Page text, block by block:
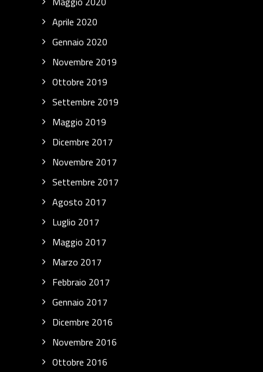
Aprile 2020
Gennaio 2020
Novembre 2019
Ottobre 2019
Settembre 2019
Maggio 2019
Dicembre 2017
Novembre 2017
Settembre 2017
Agosto 2017
Luglio 2017
Maggio 2017
Marzo 2017
Febbraio 2017
Gennaio 2017
Dicembre 2016
Novembre 2016
Ottobre 2016